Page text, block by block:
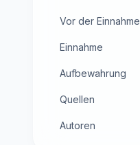
Vor der Einnahme
Einnahme
Aufbewahrung
Quellen
Autoren